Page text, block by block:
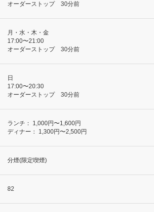
オーダーストップ 30分前
月・水・木・金
17:00〜21:00
オーダーストップ 30分前
日
17:00〜20:30
オーダーストップ 30分前
ランチ：
1,000円〜1,600円
ディナー：
1,300円〜2,500円
分煙(限定喫煙)
82